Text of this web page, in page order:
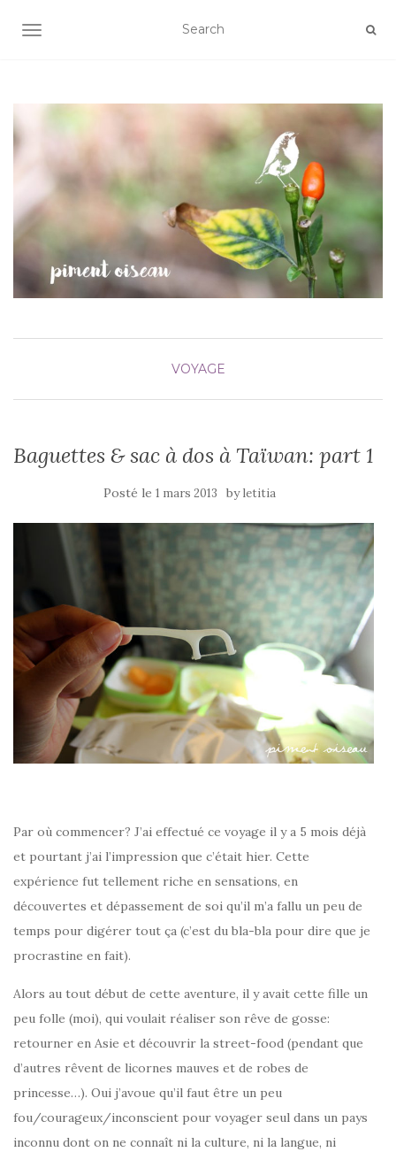
AFFICHER/MASQUER LA NAVIGATION
VOYAGE
Baguettes & sac à dos à Taïwan: part 1
Posté le 1 mars 2013 byletitia
Par où commencer? J’ai effectué ce voyage il y a 5 mois déjà
et pourtant j’ai l’impression que c’était hier. Cette
expérience fut tellement riche en sensations, en
découvertes et dépassement de soi qu’il m’a fallu un peu de
temps pour digérer tout ça (c’est du bla-bla pour dire que je
procrastine en fait).
Alors au tout début de cette aventure, il y avait cette fille un
peu folle (moi), qui voulait réaliser son rêve de gosse:
retourner en Asie et découvrir la street-food (pendant que
d’autres rêvent de licornes mauves et de robes de
princesse…). Oui j’avoue qu’il faut être un peu
fou/courageux/inconscient pour voyager seul dans un pays
inconnu dont on ne connaît ni la culture, ni la langue, ni